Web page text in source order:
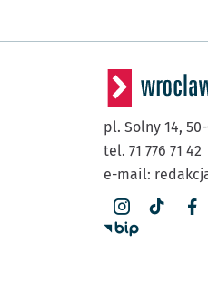
pl. Solny 14,
tel. 71 776 71 42
e-mail: